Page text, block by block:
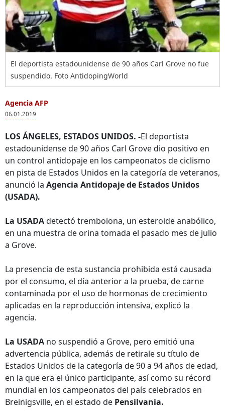
El deportista estadounidense de 90 años Carl Grove no fue
suspendido. Foto AntidopingWorld
Agencia AFP
06.01.2019
LOS ÁNGELES, ESTADOS UNIDOS. -El deportista
estadounidense de 90 años Carl Grove dio positivo en
un control antidopaje en los campeonatos de ciclismo
en pista de Estados Unidos en la categoría de veteranos,
anunció la Agencia Antidopaje de Estados Unidos
(USADA).
La USADAdetectó trembolona, un esteroide anabólico,
en una muestra de orina tomada el pasado mes de julio
a Grove.
La presencia de esta sustancia prohibida está causada
por el consumo, el día anterior a la prueba, de carne
contaminada por el uso de hormonas de crecimiento
aplicadas en la reproducción intensiva, explicó la
agencia.
La USADA no suspendió a Grove, pero emitió una
advertencia pública, además de retirale su título de
Estados Unidos de la categoría de 90 a 94 años de edad,
en la que era el único participante, así como su récord
mundial en los campeonatos del país celebrados en
Breinigsville, en el estado de Pensilvania.